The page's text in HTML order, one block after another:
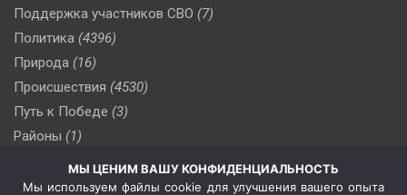
Поддержка участников СВО (7)
Политика (4396)
Природа (16)
Происшествия (4530)
Путь к Победе (3)
Районы (1)
Сельское хозяйство (3)
МЫ ЦЕНИМ ВАШУ КОНФИДЕНЦИАЛЬНОСТЬ
Мы используем файлы cookie для улучшения вашего опыта